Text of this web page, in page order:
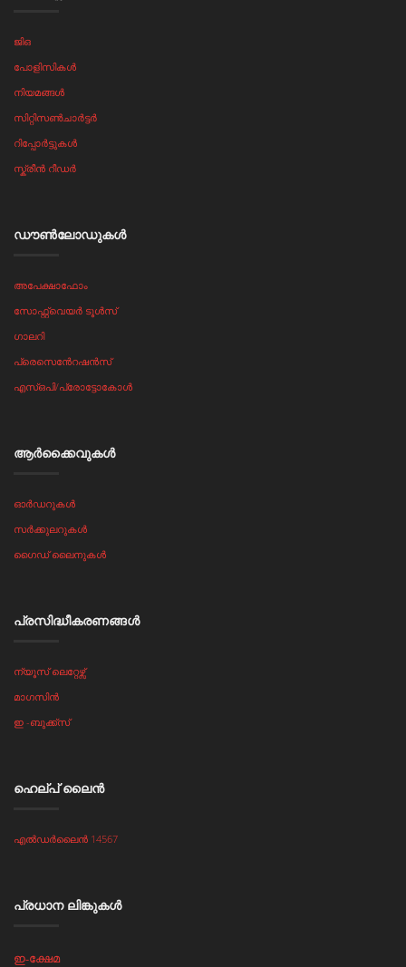
ജിഒ
പോളിസികൾ
നിയമങ്ങൾ
സിറ്റിസൺചാർട്ടർ
റിപ്പോർട്ടുകൾ
സ്ക്രീൻ റീഡർ
ഡൗൺലോഡുകൾ
അപേക്ഷാഫോം
സോഫ്റ്റ്‌വെയർ ടൂൾസ്
ഗാലറി
പ്രെസെൻേറഷൻസ്
എസ്ഒപി/പ്രോട്ടോകോൾ
ആർക്കൈവുകൾ
ഓർഡറുകൾ
സർക്കുലറുകൾ
ഗൈഡ് ലൈനുകൾ
പ്രസിദ്ധീകരണങ്ങൾ
ന്യൂസ് ലെറ്റേഴ്സ്
മാഗസിൻ
ഇ -ബുക്ക്സ്
ഹെല്പ് ലൈൻ
എൽഡർലൈൻ 14567
പ്രധാന ലിങ്കുകള്‍
ഇ-ക്ഷേമ